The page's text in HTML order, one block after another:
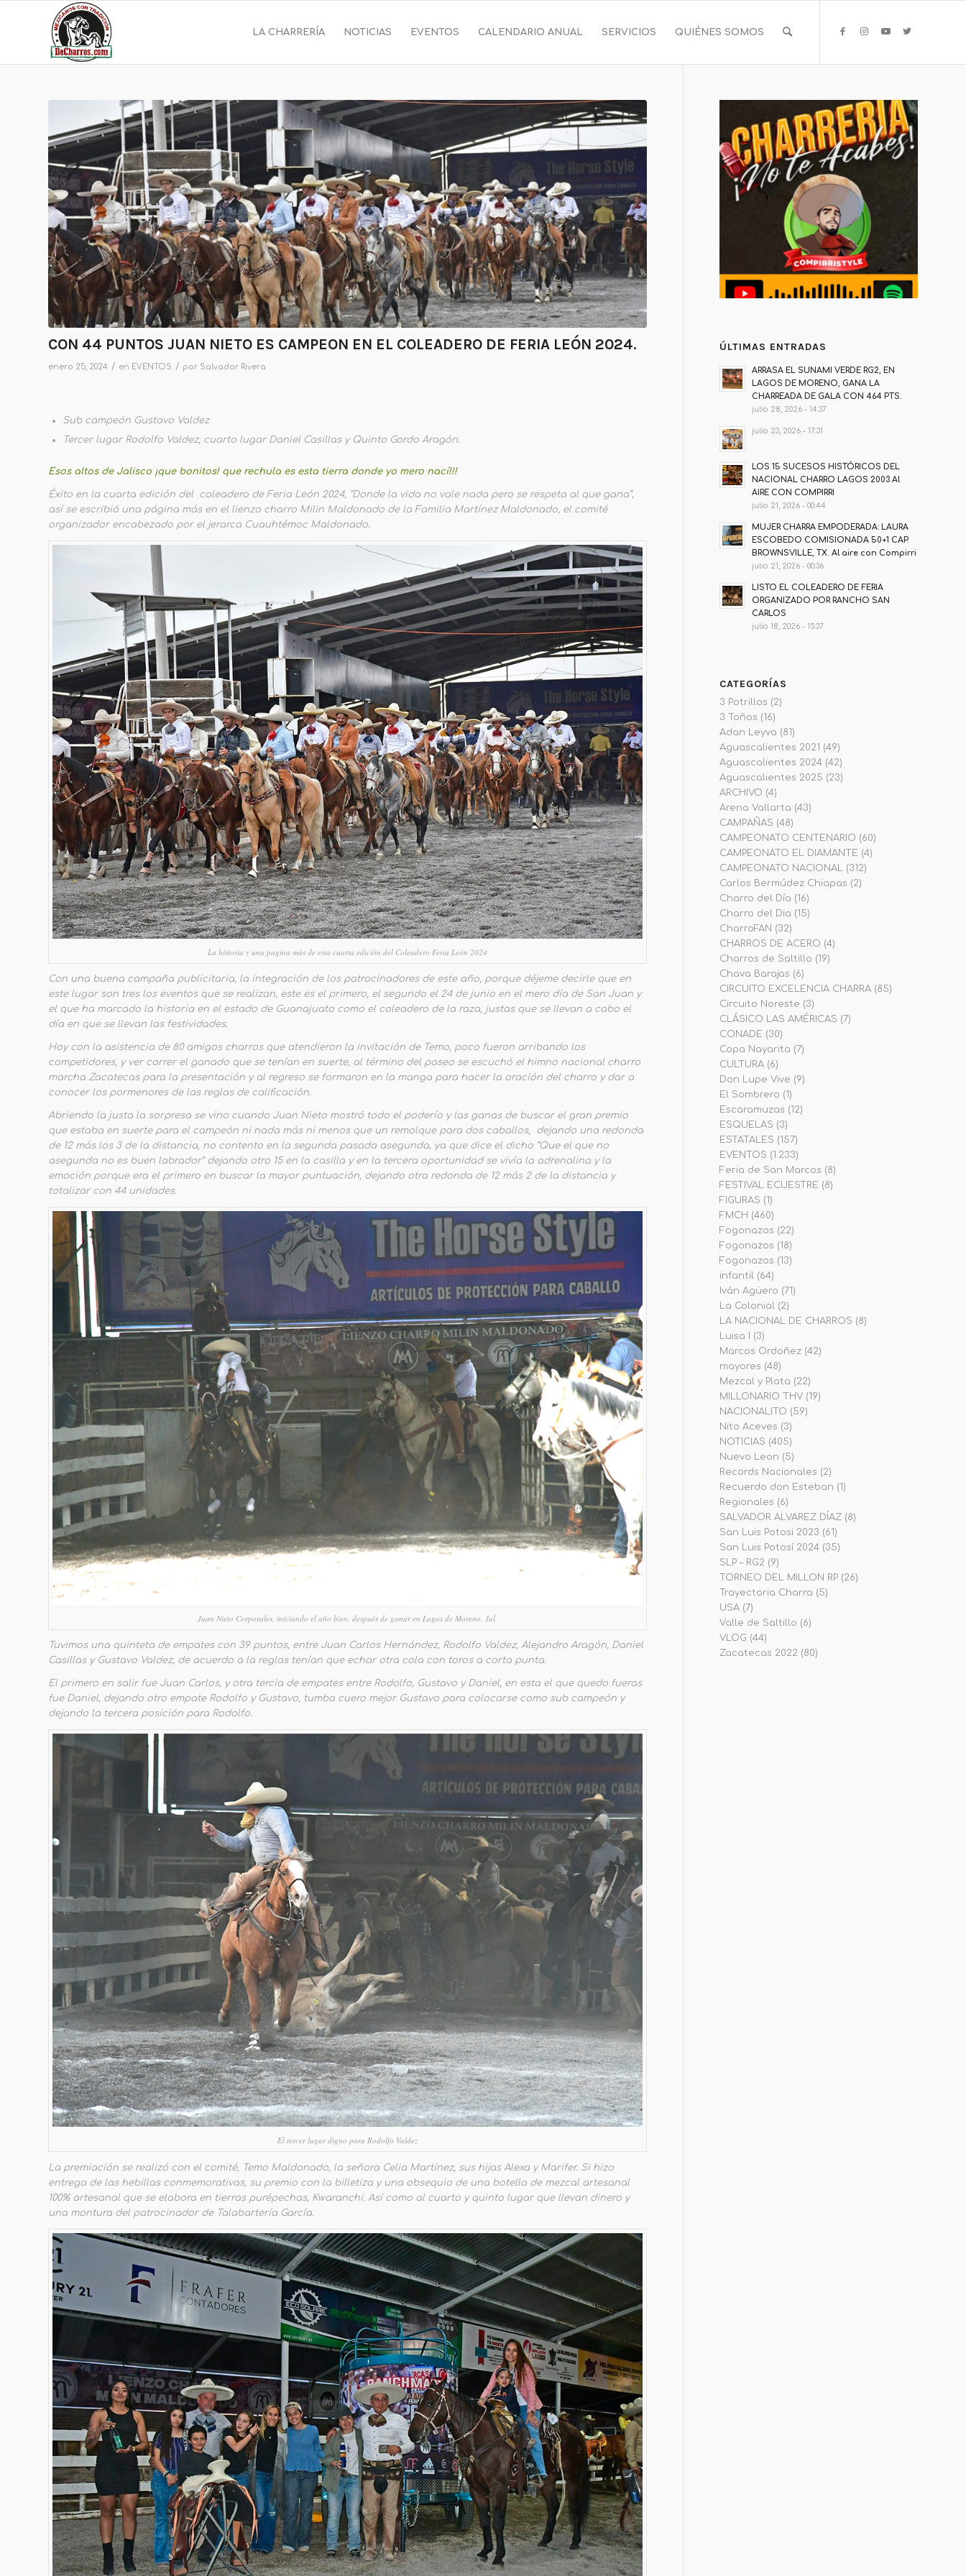
LA CHARRERÍA NOTICIAS EVENTOS CALENDARIO ANUAL SERVICIOS QUIÉNES SOMOS
CON 44 PUNTOS JUAN NIETO ES CAMPEON EN EL COLEADERO DE FERIA LEÓN 2024.
enero 25, 2024 / en EVENTOS / por Salvador Rivera
Sub campeón Gustavo Valdez
Tercer lugar Rodolfo Valdez, cuarto lugar Daniel Casillas y Quinto Gordo Aragón.
Esos altos de Jalisco ¡que bonitos! que rechula es esta tierra donde yo mero nací!!!
Éxito en la cuarta edición del coleadero de Feria León 2024, “Donde la vida no vale nada pero se respeta al que gana”,
así se escribió una página más en el lienzo charro Milin Maldonado de la Familia Martínez Maldonado, el comité
organizador encabezado por el jerarca Cuauhtémoc Maldonado.
La historia y una pagina más de esta cuarta edición del Coleadero Feria León 2024
Con una buena campaña publicitaria, la integración de los patrocinadores de este año, porque déjeme decirle que en
este lugar son tres los eventos que se realizan, este es el primero, el segundo el 24 de junio en el mero día de San Juan y
el que ha marcado la historia en el estado de Guanajuato como el coleadero de la raza, justas que se llevan a cabo el
día en que se llevan las festividades.
Hoy con la asistencia de 80 amigos charros que atendieron la invitación de Temo, poco fueron arribando los
competidores, y ver correr el ganado que se tenían en suerte, al término del paseo se escuchó el himno nacional charro
marcha Zacatecas para la presentación y al regreso se formaron en la manga para hacer la oración del charro y dar a
conocer los pormenores de las reglas de calificación.
Abriendo la justa la sorpresa se vino cuando Juan Nieto mostró todo el poderío y las ganas de buscar el gran premio
que estaba en suerte para el campeón ni nada más ni menos que un remolque para dos caballos, dejando una redonda
de 12 más los 3 de la distancia, no contento en la segunda pasada asegunda, ya que dice el dicho “Que el que no
asegunda no es buen labrador” dejando otro 15 en la casilla y en la tercera oportunidad se vivía la adrenalina y la
emoción porque era el primero en buscar la mayor puntuación, dejando otra redonda de 12 más 2 de la distancia y
totalizar con 44 unidades.
Juan Nieto Corporales, iniciando el año bien, después de ganar en Lagos de Moreno, Jal.
Tuvimos una quinteta de empates con 39 puntos, entre Juan Carlos Hernández, Rodolfo Valdez, Alejandro Aragón, Daniel
Casillas y Gustavo Valdez, de acuerdo a la reglas tenían que echar otra cola con toros a corta punta.
El primero en salir fue Juan Carlos, y otra tercia de empates entre Rodolfo, Gustavo y Daniel, en esta el que quedo fueras
fue Daniel, dejando otro empate Rodolfo y Gustavo, tumba cuero mejor Gustavo para colocarse como sub campeón y
dejando la tercera posición para Rodolfo.
El tercer lugar digno para Rodolfo Valdez
La premiación se realizó con el comité, Temo Maldonado, la señora Celia Martínez, sus hijas Alexa y Marifer. Si hizo
entrega de las hebillas conmemorativas, su premio con la billetiza y una obsequio de una botella de mezcal artesanal
100% artesanal que se elabora en tierras purépechas, Kwaranchi. Así como al cuarto y quinto lugar que llevan dinero y
una montura del patrocinador de Talabartería García.
ÚLTIMAS ENTRADAS
ARRASA EL SUNAMI VERDE RG2, EN
LAGOS DE MORENO, GANA LA
CHARREADA DE GALA CON 464 PTS.
julio 28, 2026 - 14:37
julio 23, 2026 - 17:31
LOS 15 SUCESOS HISTÓRICOS DEL
NACIONAL CHARRO LAGOS 2003 Al
AIRE CON COMPIRRI
julio 21, 2026 - 00:44
MUJER CHARRA EMPODERADA: LAURA
ESCOBEDO COMISIONADA 50+1 CAP.
BROWNSVILLE, TX. Al aire con Compirri
julio 21, 2026 - 00:36
LISTO EL COLEADERO DE FERIA
ORGANIZADO POR RANCHO SAN
CARLOS
julio 18, 2026 - 15:37
CATEGORÍAS
3 Potrillos (2)
3 Toños (16)
Adan Leyva (81)
Aguascalientes 2021 (49)
Aguascalientes 2024 (42)
Aguascalientes 2025 (23)
ARCHIVO (4)
Arena Vallarta (43)
CAMPAÑAS (48)
CAMPEONATO CENTENARIO (60)
CAMPEONATO EL DIAMANTE (4)
CAMPEONATO NACIONAL
(312)
Carlos Bermúdez Chiapas (2)
Charro del Día (16)
Charro del Dia (15)
CharroFAN (32)
CHARROS DE ACERO (4)
Charros de Saltillo (19)
Chava Barajas (6)
CIRCUITO EXCELENCIA CHARRA (85)
Circuito Noreste (3)
CLÁSICO LAS AMÉRICAS (7)
CONADE (30)
Copa Nayarita (7)
CULTURA (6)
Don Lupe Vive (9)
El Sombrero (1)
Escaramuzas (12)
ESQUELAS (3)
ESTATALES (157)
EVENTOS (1.233)
Feria de San Marcos (8)
FESTIVAL ECUESTRE (8)
FIGURAS (1)
FMCH (460)
Fogonazos (22)
Fogonazos (18)
Fogonazos (13)
infantil
(64)
Iván Agüero (71)
La Colonial
(2)
LA NACIONAL DE CHARROS (8)
Luisa I
(3)
Marcos Ordoñez (42)
mayores (48)
Mezcal y Plata (22)
MILLONARIO THV (19)
NACIONALITO (59)
Nito Aceves (3)
NOTICIAS (405)
Nuevo Leon (5)
Records Nacionales (2)
Recuerdo don Esteban (1)
Regionales (6)
SALVADOR ALVAREZ DÍAZ (8)
San Luis Potosi 2023 (61)
San Luis Potosí 2024 (35)
SLP – RG2 (9)
TORNEO DEL MILLON RP (26)
Trayectoria Charra (5)
USA (7)
Valle de Saltillo (6)
VLOG (44)
Zacatecas 2022 (80)